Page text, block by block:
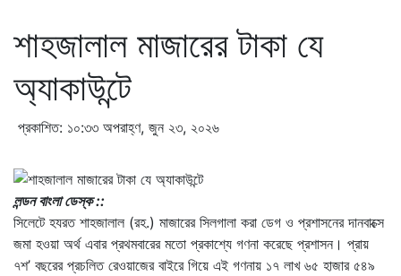
শাহজালাল মাজারের টাকা যে
অ্যাকাউন্টে
প্রকাশিত: ১০:৩৩ অপরাহ্ণ, জুন ২৩, ২০২৬
লন্ডন বাংলা ডেস্ক ::
সিলেটে হযরত শাহজালাল (রহ.) মাজারের সিলগালা করা ডেগ ও প্রশাসনের দানবাক্সে
জমা হওয়া অর্থ এবার প্রথমবারের মতো প্রকাশ্যে গণনা করেছে প্রশাসন। প্রায়
৭শ’ বছরের প্রচলিত রেওয়াজের বাইরে গিয়ে এই গণনায় ১৭ লাখ ৬৫ হাজার ৫৪৯